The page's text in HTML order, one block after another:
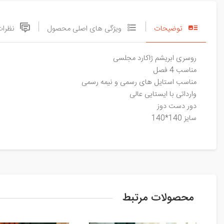
توضیحات ویژگی های اصلی محصول
روسری ابریشم ژاکارد مجلسی
مناسب 4 فصل
مناسب استایل های رسمی و نیمه رسمی
وارداتی با ایستایی عالی
دور دست دوز
سایز 140*140
محصولات مرتبط